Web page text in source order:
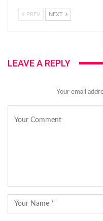
PREV NEXT
LEAVE A REPLY
Your email